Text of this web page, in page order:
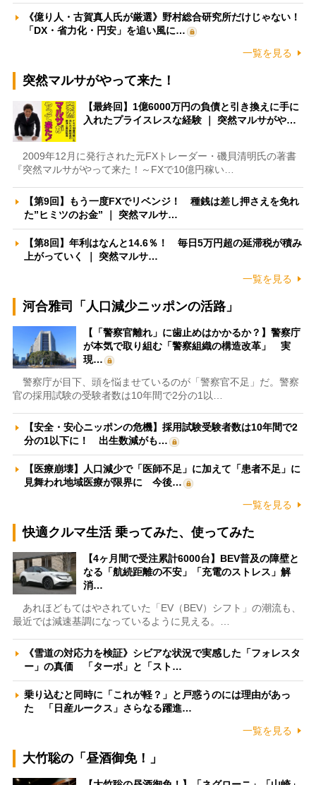
《億り人・古賀真人氏が厳選》野村総合研究所だけじゃない！
「DX・省力化・円安」を追い風に…
一覧を見る
突然マルサがやって来た！
【最終回】1億6000万円の負債と引き換えに手に
入れたプライスレスな経験 ｜ 突然マルサがや…
2009年12月に発行された元FXトレーダー・磯貝清明氏の著書
『突然マルサがやって来た！～FXで10億円稼い…
【第9回】もう一度FXでリベンジ！ 種銭は差し押さえを免れ
た”ヒミツのお金” ｜ 突然マルサ…
【第8回】年利はなんと14.6％！ 毎日5万円超の延滞税が積み
上がっていく ｜ 突然マルサ…
一覧を見る
河合雅司「人口減少ニッポンの活路」
【「警察官離れ」に歯止めはかかるか？】警察庁
が本気で取り組む「警察組織の構造改革」 実
現…
警察庁が目下、頭を悩ませているのが「警察官不足」だ。警察
官の採用試験の受験者数は10年間で2分の1以…
【安全・安心ニッポンの危機】採用試験受験者数は10年間で2
分の1以下に！ 出生数減がも…
【医療崩壊】人口減少で「医師不足」に加えて「患者不足」に
見舞われ地域医療が限界に 今後…
一覧を見る
快適クルマ生活 乗ってみた、使ってみた
【4ヶ月間で受注累計6000台】BEV普及の障壁と
なる「航続距離の不安」「充電のストレス」解
消…
あれほどもてはやされていた「EV（BEV）シフト」の潮流も、
最近では減速基調になっているように見える。…
《雪道の対応力を検証》シビアな状況で実感した「フォレスタ
ー」の真価 「ターボ」と「スト…
乗り込むと同時に「これが軽？」と戸惑うのには理由があっ
た 「日産ルークス」さらなる躍進…
一覧を見る
大竹聡の「昼酒御免！」